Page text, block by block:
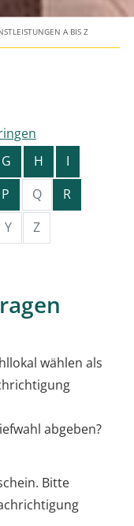
A BIS Z
G H
I
P Q
R
Y Z
wählen als
abgeben?
Bitte